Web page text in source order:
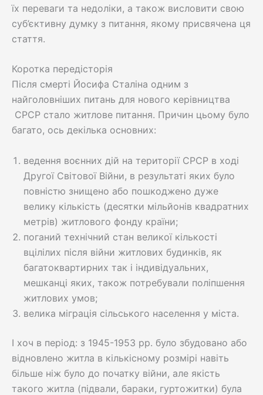
їх переваги та недоліки, а також висловити свою
суб’єктивну думку з питання, якому присвячена ця
стаття.
Коротка передісторія
Після смерті Йосифа Сталіна одним з
найголовніших питань для нового керівництва
СРСР стало житлове питання. Причин цьому було
багато, ось декілька основних:
ведення воєнних дій на території СРСР в ході
Другої Світової Війни, в результаті яких було
повністю знищено або пошкоджено дуже
велику кількість (десятки мільйонів квадратних
метрів) житлового фонду країни;
поганий технічний стан великої кількості
вцілілих після війни житлових будинків, як
багатоквартирних так і індивідуальних,
мешканці яких, також потребували поліпшення
житлових умов;
велика міграція сільського населення у міста.
І хоч в період: з 1945-1953 рр. було збудовано або
відновлено житла в кількісному розмірі навіть
більше ніж було до початку війни, але якість
такого житла (підвали, бараки, гуртожитки) була